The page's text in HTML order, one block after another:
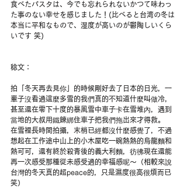
食べたパスタは、今でも忘れられないかつて味わっ
た事のない幸せを感じました！(比べると台湾の冬は
本当に平和なもので、湿度が高いのが鬱陶しいくら
いです 笑)
稔文：
拍「冬天再去見你」的時候剛好去了日本的日光，一
輩子沒看過這麼多雪的我們真的不知道什麼叫做冷，
甚至還在零下十度的暴風雪中車子卡在雪堆內，遇到
當地的大叔用鐵鍊綁住車子把我們拖出來才得救。
在雪裡長時間拍攝，末梢已經都沒什麼感覺了，不過
想起在工作途中山上的小木屋吃一碗熱熱的烏龍麵和
熱可可，還有終於殺青後的義大利麵，彷彿現在還能
再一次感受那種從未感受過的幸福感呢～（相較來說
台灣的冬天真的超peace的，只是濕度很高很煩而已
笑）